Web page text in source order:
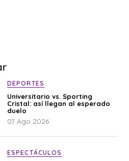
DEPORTES
Universitario vs. Sporting
Cristal: así llegan al esperado
duelo
07 Ago 2026
ESPECTÁCULOS